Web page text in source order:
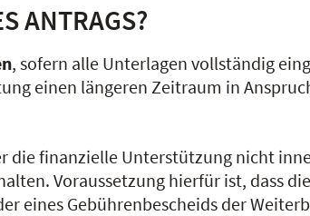
ANTRAGS?
, sofern alle Unterlagen vollständig
einen längeren Zeitraum in
die finanzielle Unterstützung nicht
Voraussetzung hierfür ist, dass
eines Gebührenbescheids der